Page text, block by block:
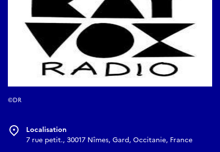
©DR
Localisation
7 rue petit., 30017 Nîmes, Gard, Occitanie, France